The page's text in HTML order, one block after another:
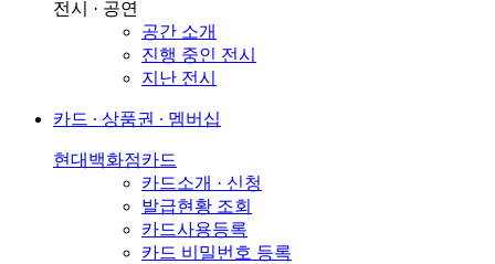
전시 · 공연
공간 소개
진행 중인 전시
지난 전시
카드 ∙ 상품권 ∙ 멤버십
현대백화점카드
카드소개 · 신청
발급현황 조회
카드사용등록
카드 비밀번호 등록